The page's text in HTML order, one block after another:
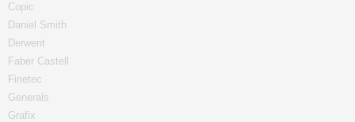
Copic
Daniel Smith
Derwent
Faber Castell
Finetec
Generals
Grafix